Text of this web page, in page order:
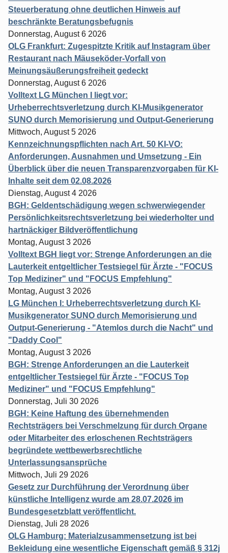
Steuerberatung ohne deutlichen Hinweis auf
beschränkte Beratungsbefugnis
Donnerstag, August 6 2026
OLG Frankfurt: Zugespitzte Kritik auf Instagram über
Restaurant nach Mäuseköder-Vorfall von
Meinungsäußerungsfreiheit gedeckt
Donnerstag, August 6 2026
Volltext LG München I liegt vor:
Urheberrechtsverletzung durch KI-Musikgenerator
SUNO durch Memorisierung und Output-Generierung
Mittwoch, August 5 2026
Kennzeichnungspflichten nach Art. 50 KI-VO:
Anforderungen, Ausnahmen und Umsetzung - Ein
Überblick über die neuen Transparenzvorgaben für KI-
Inhalte seit dem 02.08.2026
Dienstag, August 4 2026
BGH: Geldentschädigung wegen schwerwiegender
Persönlichkeitsrechtsverletzung bei wiederholter und
hartnäckiger Bildveröffentlichung
Montag, August 3 2026
Volltext BGH liegt vor: Strenge Anforderungen an die
Lauterkeit entgeltlicher Testsiegel für Ärzte - "FOCUS
Top Mediziner" und "FOCUS Empfehlung"
Montag, August 3 2026
LG München I: Urheberrechtsverletzung durch KI-
Musikgenerator SUNO durch Memorisierung und
Output-Generierung - "Atemlos durch die Nacht" und
"Daddy Cool"
Montag, August 3 2026
BGH: Strenge Anforderungen an die Lauterkeit
entgeltlicher Testsiegel für Ärzte - "FOCUS Top
Mediziner" und "FOCUS Empfehlung"
Donnerstag, Juli 30 2026
BGH: Keine Haftung des übernehmenden
Rechtsträgers bei Verschmelzung für durch Organe
oder Mitarbeiter des erloschenen Rechtsträgers
begründete wettbewerbsrechtliche
Unterlassungsansprüche
Mittwoch, Juli 29 2026
Gesetz zur Durchführung der Verordnung über
künstliche Intelligenz wurde am 28.07.2026 im
Bundesgesetzblatt veröffentlicht.
Dienstag, Juli 28 2026
OLG Hamburg: Materialzusammensetzung ist bei
Bekleidung eine wesentliche Eigenschaft gemäß § 312j